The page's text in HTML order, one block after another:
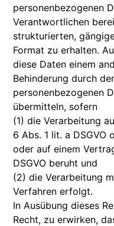
personenbezogenen
Verantwortlichen
strukturierten,
Format zu erhalten.
diese Daten einem
Behinderung durch
personenbezogenen
übermitteln, sofern
(1) die Verarbeitung
6 Abs. 1 lit. a DSGVO
oder auf einem
DSGVO beruht und
(2) die Verarbeitung
Verfahren erfolgt.
In Ausübung dieses
Recht, zu erwirken,